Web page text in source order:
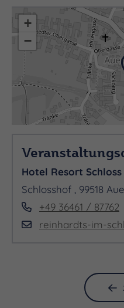
+
−
Hotel Resort
Schlosshof , 99518
+49 36461 / 87762
reinhardts-im-